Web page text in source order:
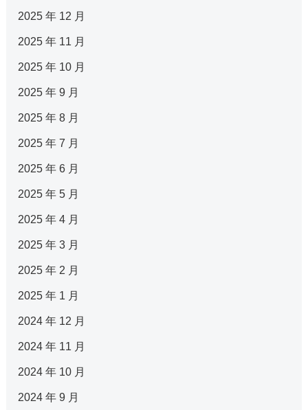
2025 年 12 月
2025 年 11 月
2025 年 10 月
2025 年 9 月
2025 年 8 月
2025 年 7 月
2025 年 6 月
2025 年 5 月
2025 年 4 月
2025 年 3 月
2025 年 2 月
2025 年 1 月
2024 年 12 月
2024 年 11 月
2024 年 10 月
2024 年 9 月